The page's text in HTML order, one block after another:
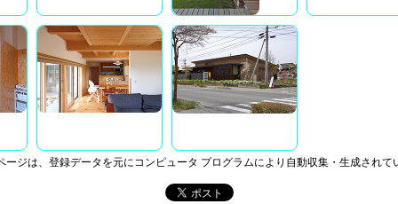
ジは、登録データを元にコンピュータ プログラムにより自動収集・生成されて